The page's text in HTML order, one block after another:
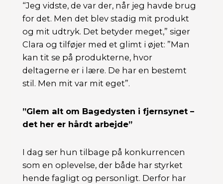
“Jeg vidste, de var der, når jeg havde brug
for det. Men det blev stadig mit produkt
og mit udtryk. Det betyder meget,” siger
Clara og tilføjer med et glimt i øjet: ”Man
kan tit se på produkterne, hvor
deltagerne er i lære. De har en bestemt
stil. Men mit var mit eget”.
”Glem alt om Bagedysten i fjernsynet –
det her er hårdt arbejde”
I dag ser hun tilbage på konkurrencen
som en oplevelse, der både har styrket
hende fagligt og personligt. Derfor har